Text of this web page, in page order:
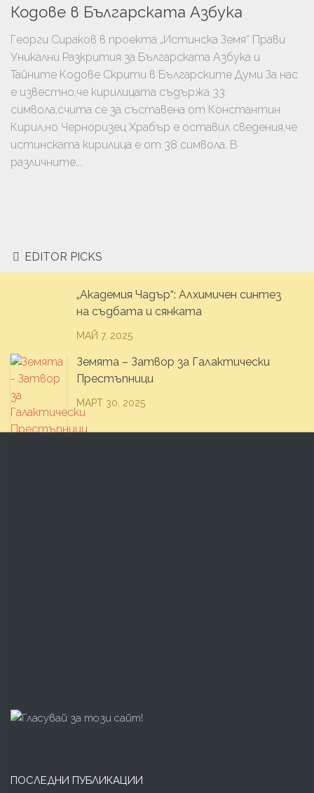
Кодове в Българската Азбука
Георги Сираков в проекта „Истинска Земя“ Прави
Уникални Разкрития за Българската Азбука и
Тайните Кодове Скрити в Българските Думи За нас
е известно,че кирилицата съдържа 33
символа,счита се за съставена от Константин
Кирил,но Черноризец Храбър е оставил сведения,че
истинската кирилица е от 38 символа. В
различните...
EDITOR PICKS
„Академия Чадър“: Алхимичен синтез
на съдбата и сянката
МАЙ 7, 2025
Земята – Затвор за Галактически
Престъпници
МАРТ 30, 2025
ПОСЛЕДНИ ПУБЛИКАЦИИ